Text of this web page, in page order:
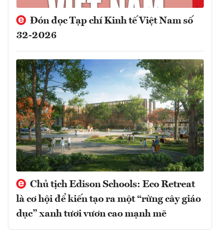
Đón đọc Tạp chí Kinh tế Việt Nam số
32-2026
Chủ tịch Edison Schools: Eco Retreat
là cơ hội để kiến tạo ra một “rừng cây giáo
dục” xanh tươi vươn cao mạnh mẽ